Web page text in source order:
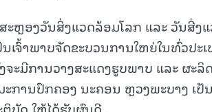
ະຫຼອງວັນສິ່ງແວດລ້ອມໂລກ ແລະ ວັນສີ່ງ
ນເຈົ້າພາບຈັດຂະບວນການໃຫຍ່ໃນທົ່ວປ
ະມີການວາງສະແດງຮູບພາບ ແລະ ຜະ
ະການປົກຄອງ ນະຄອນ ຫຼວງພະບາງ ເ